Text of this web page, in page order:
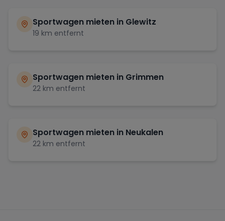
Sportwagen mieten in Glewitz
19 km entfernt
Sportwagen mieten in Grimmen
22 km entfernt
Sportwagen mieten in Neukalen
22 km entfernt